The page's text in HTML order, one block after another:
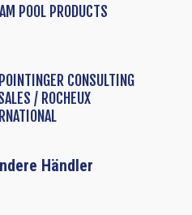
POOL PRODUCTS
CONSULTING
/ ROCHEUX
Händler